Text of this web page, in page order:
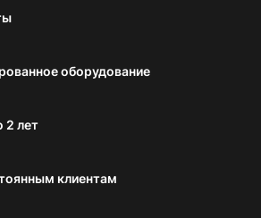
оборудование
2 лет
клиентам